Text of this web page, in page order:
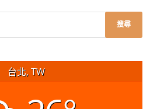
台北, TW